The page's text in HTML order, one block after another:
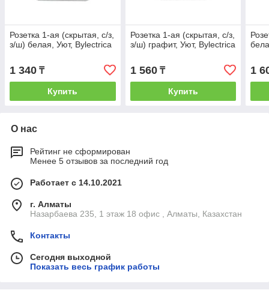
Розетка 1-ая (скрытая, с/з,
з/ш) белая, Уют, Bylectrica
1 340 ₸
Купить
Розетка 1-ая (скрытая, с/з,
з/ш) графит, Уют, Bylectrica
1 560₸
Купить
1
О нас
Рейтинг не сформирован
Менее 5 отзывов за последний год
Работает с 14.10.2021
г. Алматы
Назарбаева 235, 1 этаж 18 офис , Алматы, Казахстан
Контакты
Сегодня выходной
Показать весь график работы